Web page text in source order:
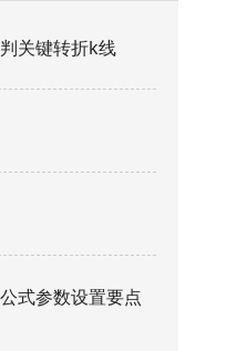
关键转折k线
式参数设置要点